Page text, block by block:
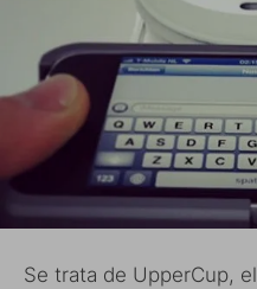
Se trata de UpperCup, el